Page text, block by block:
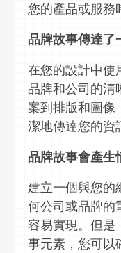
您的產品或服務
品牌故事傳達了
在您的設計中使
品牌和公司的清
案到排版和圖像
潔地傳達您的資
品牌故事會產生
建立一個與您的
何公司或品牌的
容易實現。但是
事元素，您可以